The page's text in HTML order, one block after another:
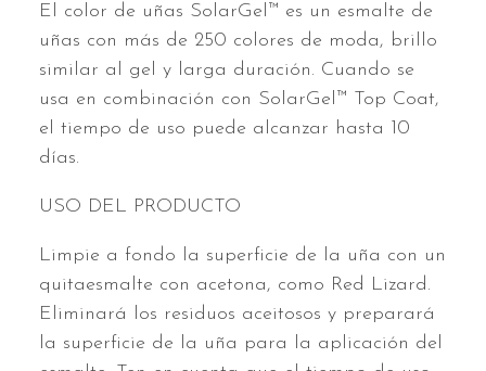
El color de uñas SolarGel™ es un esmalte de
uñas con más de 250 colores de moda, brillo
similar al gel y larga duración. Cuando se
usa en combinación con SolarGel™ Top Coat,
el tiempo de uso puede alcanzar hasta 10
días.
USO DEL PRODUCTO
Limpie a fondo la superficie de la uña con un
quitaesmalte con acetona, como Red Lizard.
Eliminará los residuos aceitosos y preparará
la superficie de la uña para la aplicación del